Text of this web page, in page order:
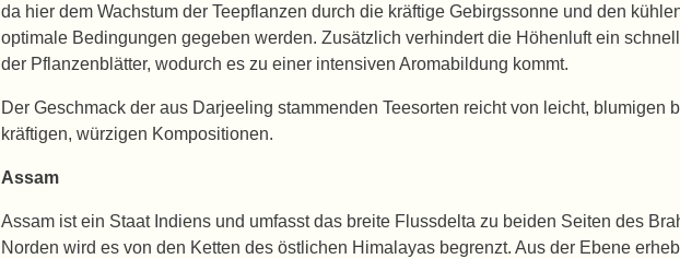
da hier dem Wachstum der Teepflanzen durch die kräftige Gebirgssonne und den
optimale Bedingungen gegeben werden. Zusätzlich verhindert die Höhenluft ein
der Pflanzenblätter, wodurch es zu einer intensiven Aromabildung kommt.
Der Geschmack der aus Darjeeling stammenden Teesorten reicht von leicht, blumigen
kräftigen, würzigen Kompositionen.
Assam
Assam ist ein Staat Indiens und umfasst das breite Flussdelta zu beiden Seiten des
Norden wird es von den Ketten des östlichen Himalayas begrenzt. Aus der Ebene